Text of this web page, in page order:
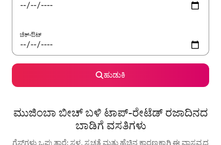
ಚೆಕ್-ಔಟ್
ಹುಡುಕಿ
ಮುಜಿಂಬಾ ಬೀಚ್ ಬಳಿ ಟಾಪ್-ರೇಟೆಡ್ ರಜಾದಿನದ
ಬಾಡಿಗೆ ವಸತಿಗಳು
ಗೆಸ್ಟ್‌ಗಳು ಒಪ್ಪುತ್ತಾರೆ: ಸ್ಥಳ, ಸ್ವಚ್ಛತೆ ಮತ್ತು ಹೆಚ್ಚಿನ ಕಾರಣಕ್ಕಾಗಿ ಈ ವಾಸ್ತವ್ಯದ